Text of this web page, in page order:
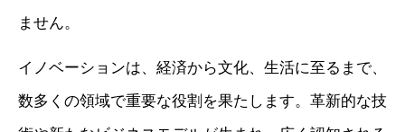
ません。
イノベーションは、経済から文化、生活に至るまで、
数多くの領域で重要な役割を果たします。革新的な技